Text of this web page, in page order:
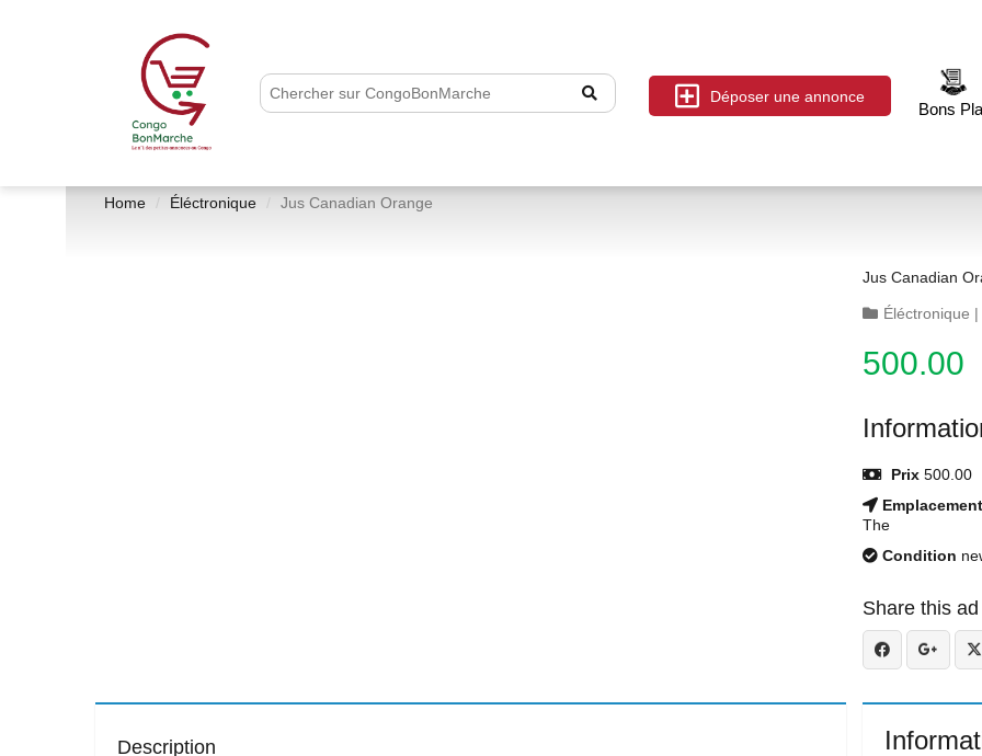
Déposer une annonce
Bons
Home Éléctronique Jus Canadian Orange
Jus Canadian
Éléctronique |
500.00
Prix 500.00
Emplacement
The
Condition
Share this ad
Description